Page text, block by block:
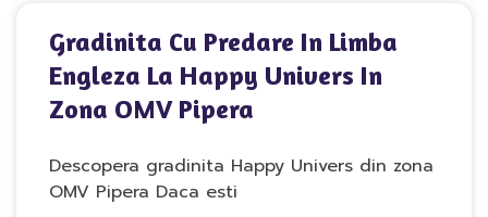
Gradinita Cu Predare In Limba
Engleza La Happy Univers In
Zona OMV Pipera
Descopera gradinita Happy Univers din zona
OMV Pipera Daca esti